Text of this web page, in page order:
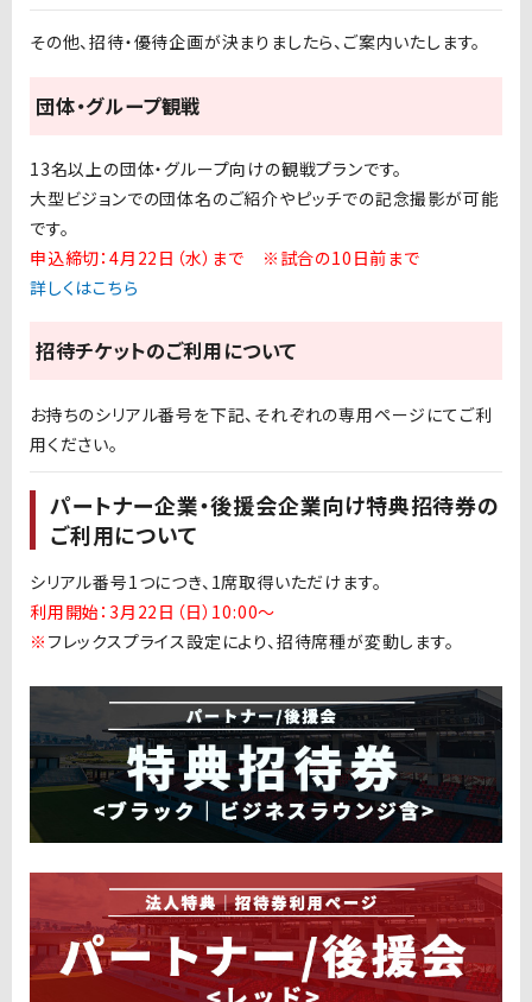
その他、招待・優待企画が決まりましたら、ご案内いたします。
団体・グループ観戦
13名以上の団体・グループ向けの観戦プランです。
大型ビジョンでの団体名のご紹介やピッチでの記念撮影が可能
です。
申込締切：4月22日（水）まで ※試合の10日前まで
詳しくはこちら
招待チケットのご利用について
お持ちのシリアル番号を下記、それぞれの専用ページにてご利
用ください。
パートナー企業・後援会企業向け特典招待券の
ご利用について
シリアル番号1つにつき、1席取得いただけます。
利用開始：3月22日（日）10:00〜
※ フレックスプライス設定により、招待席種が変動します。